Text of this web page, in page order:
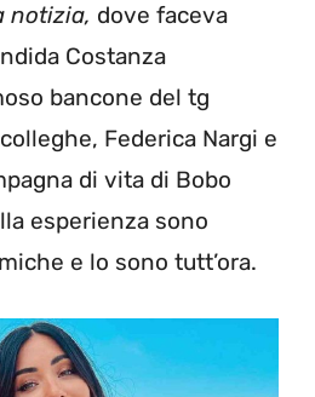
notizia, dove faceva
Costanza
bancone del tg
Federica Nargi e
di vita di Bobo
esperienza sono
e lo sono tutt’ora.